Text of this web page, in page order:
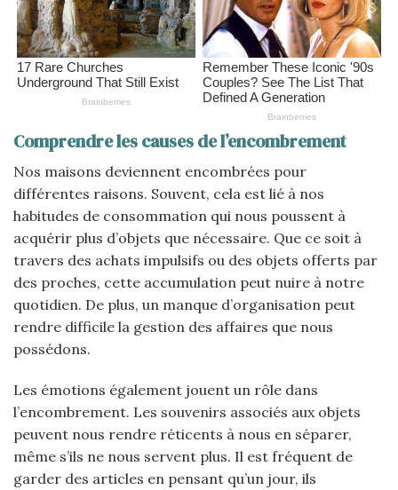
Comprendre les causes de l’encombrement
Nos maisons deviennent encombrées pour
différentes raisons. Souvent, cela est lié à nos
habitudes de consommation qui nous poussent à
acquérir plus d’objets que nécessaire. Que ce soit à
travers des achats impulsifs ou des objets offerts par
des proches, cette accumulation peut nuire à notre
quotidien. De plus, un manque d’organisation peut
rendre difficile la gestion des affaires que nous
possédons.
Les émotions également jouent un rôle dans
l’encombrement. Les souvenirs associés aux objets
peuvent nous rendre réticents à nous en séparer,
même s’ils ne nous servent plus. Il est fréquent de
garder des articles en pensant qu’un jour, ils